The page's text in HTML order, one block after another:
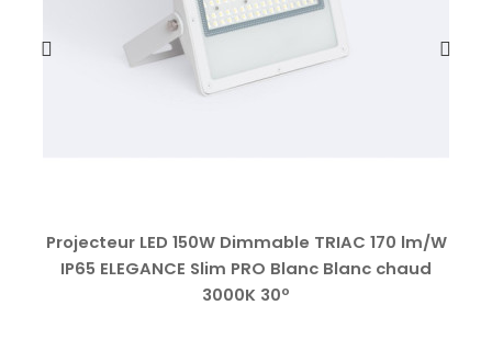
Projecteur LED 150W Dimmable TRIAC 170 lm/W
IP65 ELEGANCE Slim PRO Blanc Blanc chaud
3000K 30º